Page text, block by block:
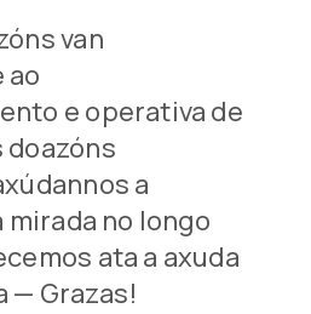
van
e operativa de
doazóns
a
no longo
ata a axuda
— Grazas!